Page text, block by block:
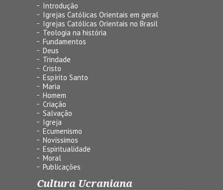
Introdução
Igrejas Católicas Orientais em geral
Igrejas Católicas Orientais no Brasil
Teologia na história
Fundamentos
Deus
Trindade
Cristo
Espírito Santo
Maria
Homem
Criação
Salvação
Igreja
Ecumenismo
Novíssimos
Espiritualidade
Moral
Publicações
Cultura Ucraniana